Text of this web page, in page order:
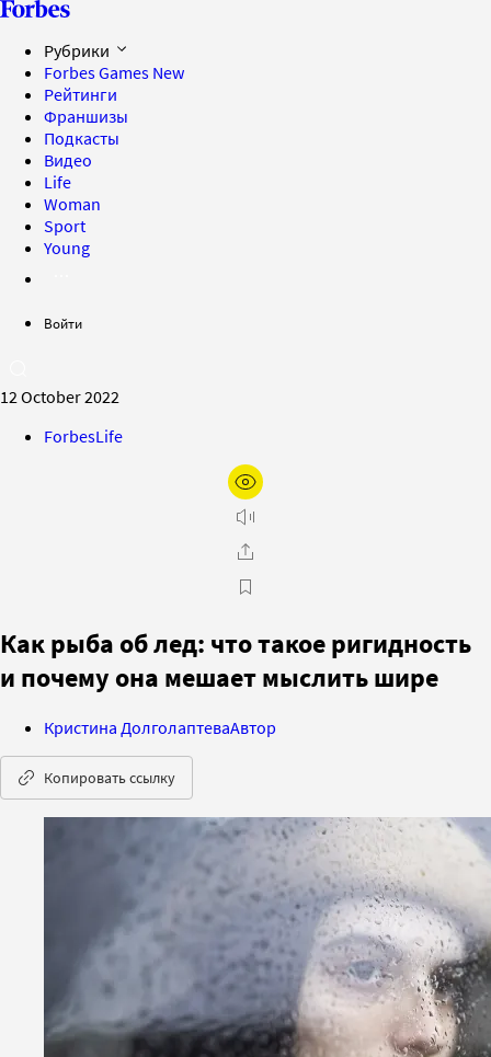
Рубрики
Forbes Games New
Рейтинги
Франшизы
Подкасты
Видео
Life
Woman
Sport
Young
Войти
12 October 2022
ForbesLife
Как рыба об лед: что такое ригидность
и почему она мешает мыслить шире
Кристина ДолголаптеваАвтор
Копировать ссылку